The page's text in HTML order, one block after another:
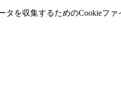
を収集するためのCookieフ